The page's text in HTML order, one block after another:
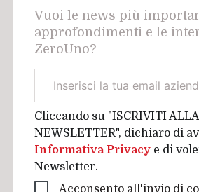
Vuoi le news più
approfondimenti e le
ZeroUno?
aziendale
Cliccando su "ISCRIVITI ALLA
NEWSLETTER", dichiaro di
Informativa Privacy e di
Newsletter.
Acconsento all'invio di